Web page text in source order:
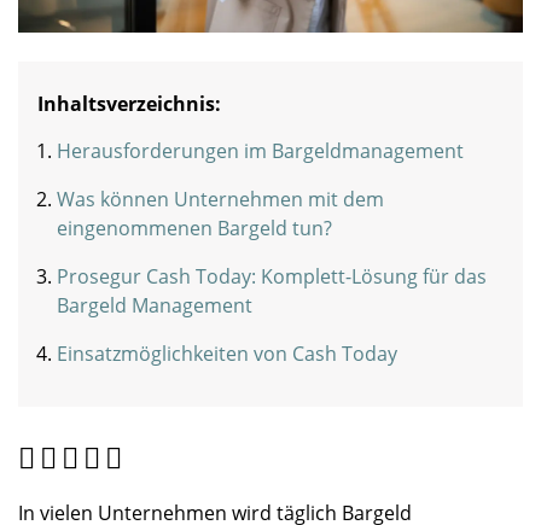
Inhaltsverzeichnis:
Herausforderungen im Bargeldmanagement
Was können Unternehmen mit dem
eingenommenen Bargeld tun?
Prosegur Cash Today: Komplett-Lösung für das
Bargeld Management
Einsatzmöglichkeiten von Cash Today
In vielen Unternehmen wird täglich Bargeld